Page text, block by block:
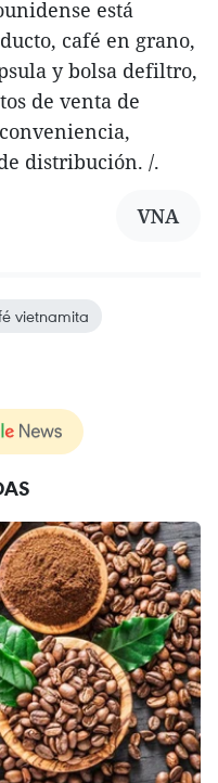
está
café en grano,
y bolsa defiltro,
de venta de
distribución. /.
VNA
vietnamita